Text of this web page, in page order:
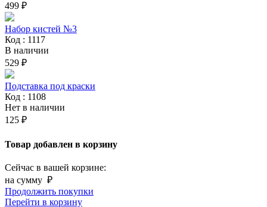
499 ₽
Набор кистей №3
Код : 1117
В наличии
529 ₽
Подставка под краски
Код : 1108
Нет в наличии
125 ₽
Товар добавлен в корзину
Сейчас в вашей корзине:
на сумму ₽
Продолжить покупки
Перейти в корзину